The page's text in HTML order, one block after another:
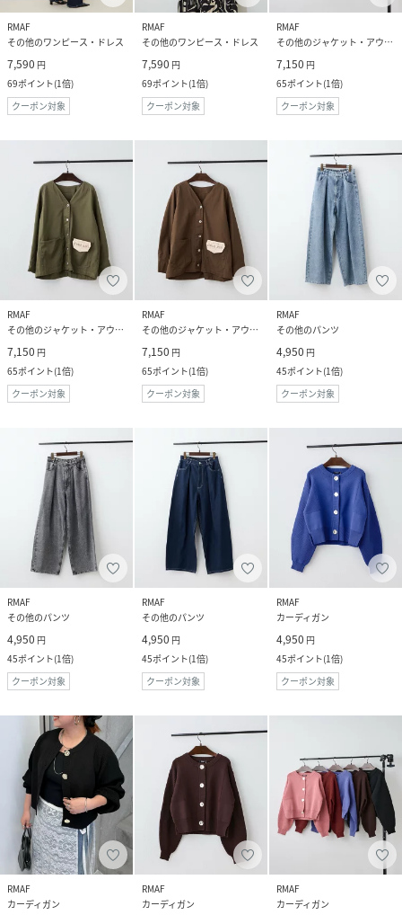
RMAF
その他のワンピース・ドレス
7,590 円
69ポイント(1倍)
クーポン対象
RMAF
その他のワンピース・ドレス
7,590 円
69ポイント(1倍)
クーポン対象
RMAF
その他のジャケット・アウター
7,150 円
65ポイント(1倍)
クーポン対象
RMAF
その他のジャケット・アウター
7,150 円
65ポイント(1倍)
クーポン対象
RMAF
その他のジャケット・アウター
7,150 円
65ポイント(1倍)
クーポン対象
RMAF
その他のパンツ
4,950 円
45ポイント(1倍)
クーポン対象
RMAF
その他のパンツ
4,950 円
45ポイント(1倍)
クーポン対象
RMAF
その他のパンツ
4,950 円
45ポイント(1倍)
クーポン対象
RMAF
カーディガン
4,950 円
45ポイント(1倍)
クーポン対象
RMAF
カーディガン
RMAF
カーディガン
RMAF
カーディガン